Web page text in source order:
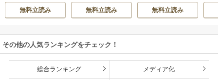
無料立読み
～ただの田舎の剣
術師範だったの
たちが俺を放って
くれない件～
島テツヒロ
無料立読み
無料立読み
その他の人気ランキングをチェック！
総合ランキング メディア化